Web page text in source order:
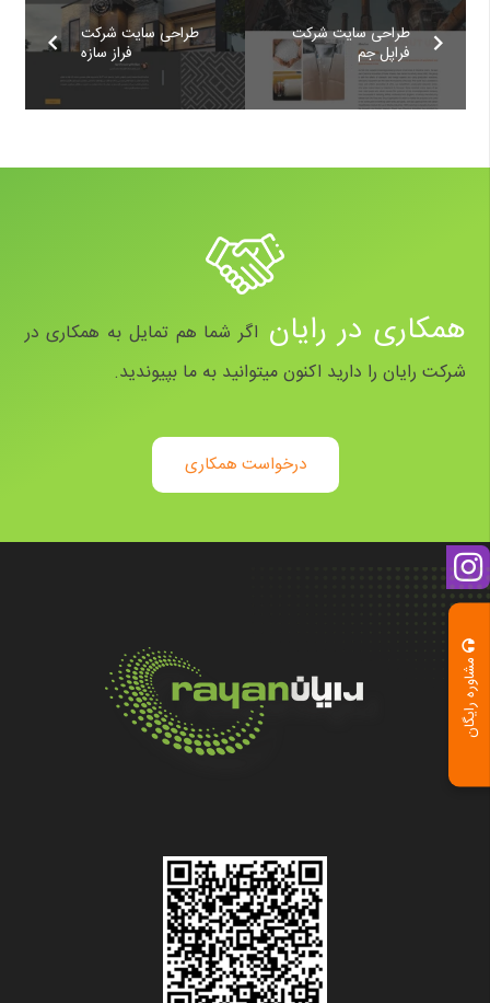
مشاوره رایگان
طراحی سایت شرکت
فراز سازه
طراحی سایت شرکت
فراپل جم
همکاری در رایان اگر شما هم تمایل به همکاری در
شرکت رایان را دارید اکنون میتوانید به ما بپیوندید.
درخواست همکاری